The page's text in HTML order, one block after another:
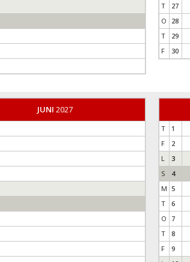
T
27
O
28
T
29
F
30
JUNI 2027
T
1
F
2
L
3
S
4
M 5
T
6
O
7
T
8
F
9